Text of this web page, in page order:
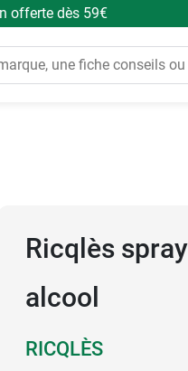
offerte dès 59€
Ricqlès
alcool
RICQLÈS